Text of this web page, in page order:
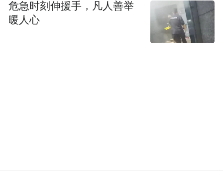
危急时刻伸援手，凡人善举
暖人心